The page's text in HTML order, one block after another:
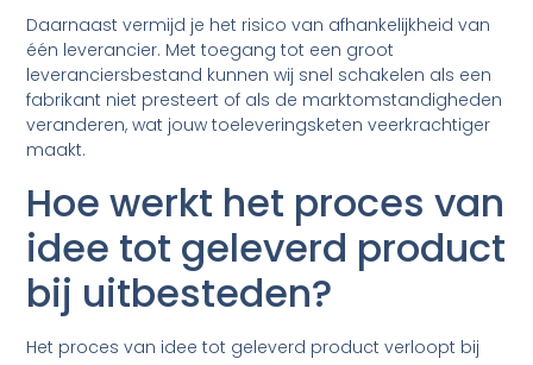
Daarnaast vermijd je het risico van afhankelijkheid van
één leverancier. Met toegang tot een groot
leveranciersbestand kunnen wij snel schakelen als een
fabrikant niet presteert of als de marktomstandigheden
veranderen, wat jouw toeleveringsketen veerkrachtiger
maakt.
Hoe werkt het proces van
idee tot geleverd product
bij uitbesteden?
Het proces van idee tot geleverd product verloopt bij